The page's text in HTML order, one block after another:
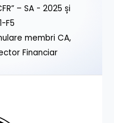
– SA - 2025 și
F5
membri CA,
Financiar